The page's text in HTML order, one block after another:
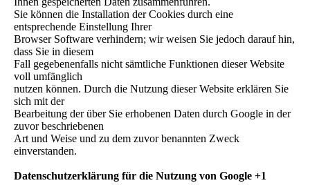
Sie können die Installation der Cookies durch eine
entsprechende Einstellung Ihrer
Browser Software verhindern; wir weisen Sie jedoch darauf hin,
dass Sie in diesem
Fall gegebenenfalls nicht sämtliche Funktionen dieser Website
voll umfänglich
nutzen können. Durch die Nutzung dieser Website erklären Sie
sich mit der
Bearbeitung der über Sie erhobenen Daten durch Google in der
zuvor beschriebenen
Art und Weise und zu dem zuvor benannten Zweck
einverstanden.
Datenschutzerklärung für die Nutzung von Google +1